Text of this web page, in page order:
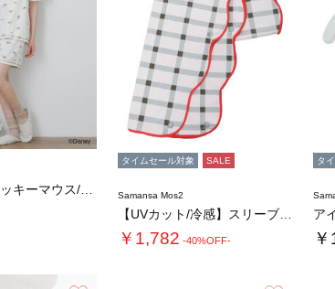
タイムセール対象 SALE
Samansa Mos2
￥1,782 -40%OFF-
タ
ア